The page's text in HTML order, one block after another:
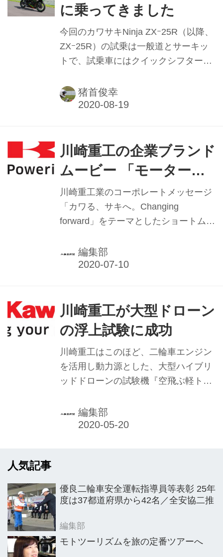
に乗ってきました
今回のカワサキNinja ZXｰ25R（以降、
ZXｰ25R）の試乗は一般道とサーキッ
トで、試乗車にはクイックシフターな
た。一日目は一般道でオートポリスか
ら阿蘇のワインディング、山を下りて
猪首俊幸
川崎重工の企業ブランド
ムービー 「モーターサ
イクル編」が話題に
川崎重工業のコーポレートメッセージ
「カワる、サキへ。Changing
forward」をテーマとしたショートムー
編』がこのほど公開され、広く話題を
集めている。アメリカでの世界最速を
マシン「Ninja H2」が、世界最速記録
に挑んだ模様を迫力の映像により披露
されている。
編集部
川崎重工が大型ドローン
の浮上試験に成功
川崎重工はこのほど、二輪車エンジン
を活用し動力源とした、大型ハイブリ
ッドドローンの試験機『空飛ぶ軽トラ
編集部
人気記事
優良二輪車安全運転指導員等表彰 25年
度は37都道府県から42名／全安協二推
編集部
モトツーリズムを旅の定番ツアーへ